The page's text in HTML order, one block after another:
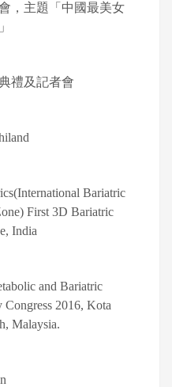
，主題「中國最美女
禮及記者會
Bariatric
First 3D Bariatric
India
and Bariatric
Congress 2016, Kota
Malaysia.